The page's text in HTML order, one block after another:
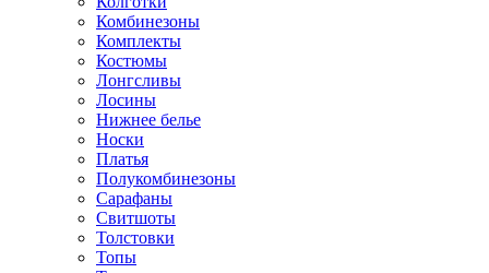
Комбинезоны
Комплекты
Костюмы
Лонгсливы
Лосины
Нижнее белье
Носки
Платья
Полукомбинезоны
Сарафаны
Свитшоты
Толстовки
Топы